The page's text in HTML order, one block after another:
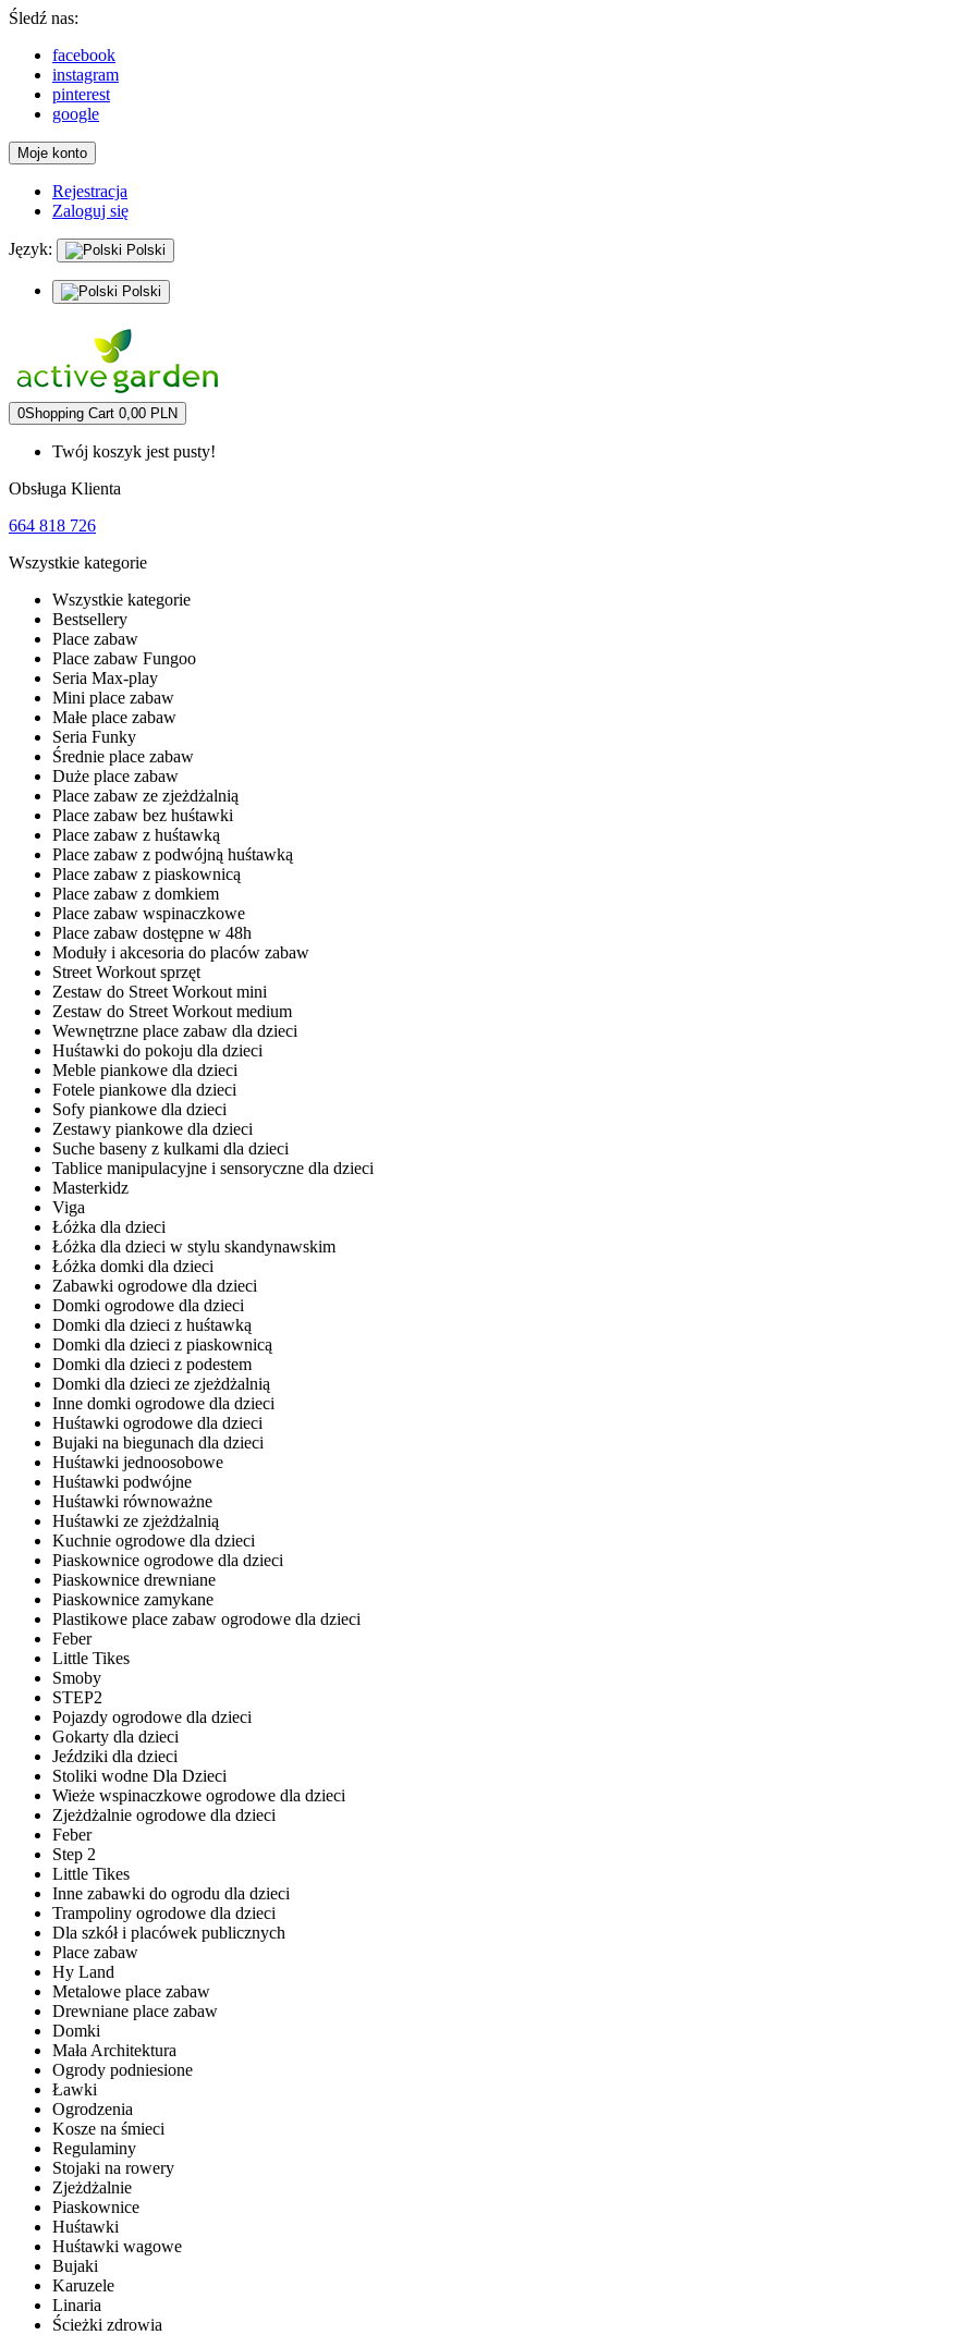
Śledź nas:
facebook
instagram
pinterest
google
Moje konto
Rejestracja
Zaloguj się
Język: Polski
Polski
0Shopping Cart 0,00 PLN
Twój koszyk jest pusty!
Obsługa Klienta
664 818 726
Wszystkie kategorie
Wszystkie kategorie
Bestsellery
Place zabaw
Place zabaw Fungoo
Seria Max-play
Mini place zabaw
Małe place zabaw
Seria Funky
Średnie place zabaw
Duże place zabaw
Place zabaw ze zjeżdżalnią
Place zabaw bez huśtawki
Place zabaw z huśtawką
Place zabaw z podwójną huśtawką
Place zabaw z piaskownicą
Place zabaw z domkiem
Place zabaw wspinaczkowe
Place zabaw dostępne w 48h
Moduły i akcesoria do placów zabaw
Street Workout sprzęt
Zestaw do Street Workout mini
Zestaw do Street Workout medium
Wewnętrzne place zabaw dla dzieci
Huśtawki do pokoju dla dzieci
Meble piankowe dla dzieci
Fotele piankowe dla dzieci
Sofy piankowe dla dzieci
Zestawy piankowe dla dzieci
Suche baseny z kulkami dla dzieci
Tablice manipulacyjne i sensoryczne dla dzieci
Masterkidz
Viga
Łóżka dla dzieci
Łóżka dla dzieci w stylu skandynawskim
Łóżka domki dla dzieci
Zabawki ogrodowe dla dzieci
Domki ogrodowe dla dzieci
Domki dla dzieci z huśtawką
Domki dla dzieci z piaskownicą
Domki dla dzieci z podestem
Domki dla dzieci ze zjeżdżalnią
Inne domki ogrodowe dla dzieci
Huśtawki ogrodowe dla dzieci
Bujaki na biegunach dla dzieci
Huśtawki jednoosobowe
Huśtawki podwójne
Huśtawki równoważne
Huśtawki ze zjeżdżalnią
Kuchnie ogrodowe dla dzieci
Piaskownice ogrodowe dla dzieci
Piaskownice drewniane
Piaskownice zamykane
Plastikowe place zabaw ogrodowe dla dzieci
Feber
Little Tikes
Smoby
STEP2
Pojazdy ogrodowe dla dzieci
Gokarty dla dzieci
Jeździki dla dzieci
Stoliki wodne Dla Dzieci
Wieże wspinaczkowe ogrodowe dla dzieci
Zjeżdżalnie ogrodowe dla dzieci
Feber
Step 2
Little Tikes
Inne zabawki do ogrodu dla dzieci
Trampoliny ogrodowe dla dzieci
Dla szkół i placówek publicznych
Place zabaw
Hy Land
Metalowe place zabaw
Drewniane place zabaw
Domki
Mała Architektura
Ogrody podniesione
Ławki
Ogrodzenia
Kosze na śmieci
Regulaminy
Stojaki na rowery
Zjeżdżalnie
Piaskownice
Huśtawki
Huśtawki wagowe
Bujaki
Karuzele
Linaria
Ścieżki zdrowia